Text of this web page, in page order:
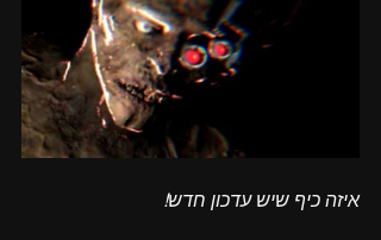
איזה כיף שיש עדכון חדש!